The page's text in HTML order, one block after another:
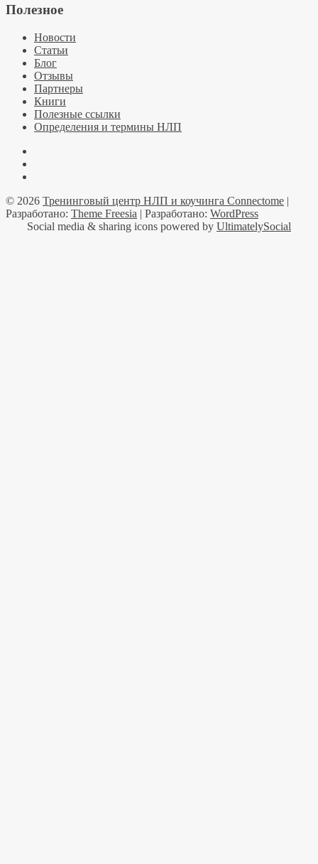
Полезное
Новости
Статьи
Блог
Отзывы
Партнеры
Книги
Полезные ссылки
Определения и термины НЛП
© 2026 Тренинговый центр НЛП и коучинга Connectome |
Разработано: Theme Freesia | Разработано: WordPress
Social media & sharing icons powered by UltimatelySocial